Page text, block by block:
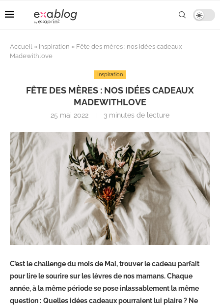
Accueil » Inspiration » Fête des mères : nos idées cadeaux
Madewithlove
Inspiration
FÊTE DES MÈRES : NOS IDÉES CADEAUX
MADEWITHLOVE
25 mai 2022 3 minutes de lecture
C’est le challenge du mois de Mai, trouver le cadeau parfait
pour lire le sourire sur les lèvres de nos mamans. Chaque
année, à la même période se pose inlassablement la même
question : Quelles idées cadeaux pourraient lui plaire ? Ne